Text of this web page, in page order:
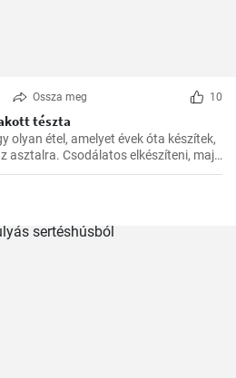
Ossza meg 10
tészta
olyan étel, amelyet évek óta készítek,
asztalra. Csodálatos elkészíteni, majd
A paradicsomszósz
ízének kombinációja egyszerűen